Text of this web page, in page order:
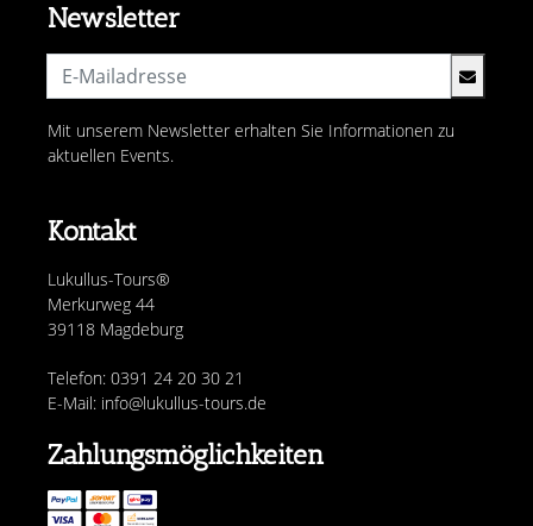
Kontakt
Lukullus-Tours®
Merkurweg 44
39118 Magdeburg
Telefon: 0391 24 20 30 21
E-Mail: info@lukullus-tours.de
Newsletter
Mit unserem Newsletter erhalten Sie Informationen zu
aktuellen Events.
Zahlungsmöglichkeiten